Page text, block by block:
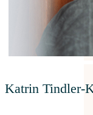
Katrin Tindler-